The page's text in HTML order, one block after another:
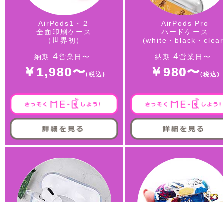
AirPods1・２
全面印刷ケース
（世界初）
納期 4営業日〜
￥1,980〜
AirPods Pro
ハードケース
(white・black・
納期4営業日〜
￥980〜